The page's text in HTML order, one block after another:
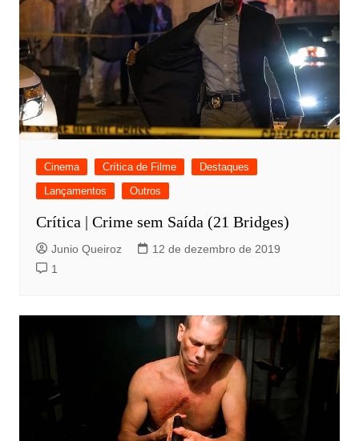
Cinema Crítica de Filme
Destaques
Lançamentos
Outros
Crítica | Crime sem Saída (21 Bridges)
Junio Queiroz
12 de dezembro de 2019
1